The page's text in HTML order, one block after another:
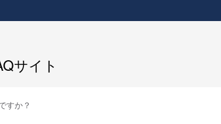
サイト
すか？